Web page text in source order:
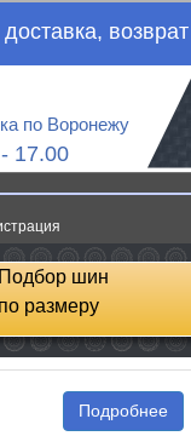
возврат
по Воронежу
17.00
Подбор шин
по размеру
Подробнее